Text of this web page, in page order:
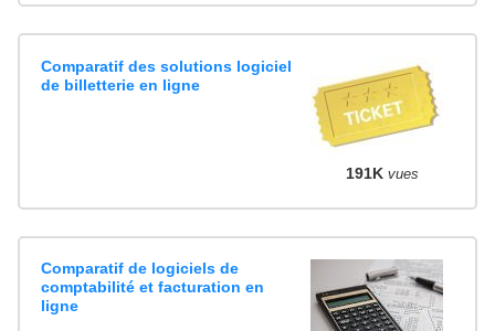
Comparatif des solutions logiciel
de billetterie en ligne
191K vues
Comparatif de logiciels de
comptabilité et facturation en
ligne